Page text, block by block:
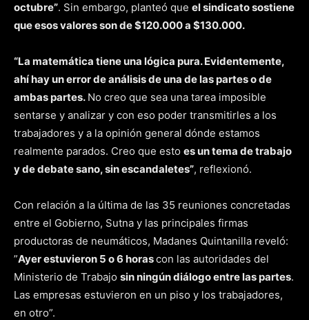
octubre”. Sin embargo, planteó que el sindicato sostiene
que esos valores son de $120.000 a $130.000.
“La matemática tiene una lógica pura. Evidentemente,
ahí hay un error de análisis de una de las partes o de
ambas partes. No creo que sea una tarea imposible
sentarse y analizar y con eso poder transmitirles a los
trabajadores y a la opinión general dónde estamos
realmente parados. Creo que esto es un tema de trabajo
y de debate sano, sin escandaletes”, reflexionó.
Con relación a la última de las 35 reuniones concretadas
entre el Gobierno, Sutna y las principales firmas
productoras de neumáticos, Madanes Quintanilla reveló:
”Ayer estuvieron 5 o 6 horascon las autoridades del
Ministerio de Trabajo sin ningún diálogo entre las partes.
Las empresas estuvieron en un piso y los trabajadores,
en otro”.